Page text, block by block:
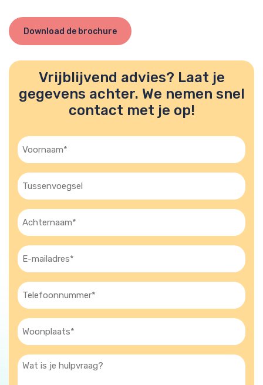
Download de brochure
Vrijblijvend advies? Laat je
gegevens achter. We nemen snel
contact met je op!
Voornaam
(Vereist)
Tussenvoegsel
Achternaam
(Vereist)
E-
mailadres
(Vereist)
Telefoon
(Vereist)
Woonplaats
(Vereist)
Wat